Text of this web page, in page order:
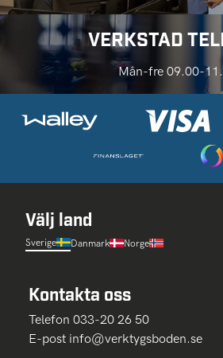
VERKSTAD
Mån-fre 09.00-
Välj land
Sverige Danmark Norge
Kontakta oss
Telefon 033-20 26 50
E-post info@verktygsboden.se